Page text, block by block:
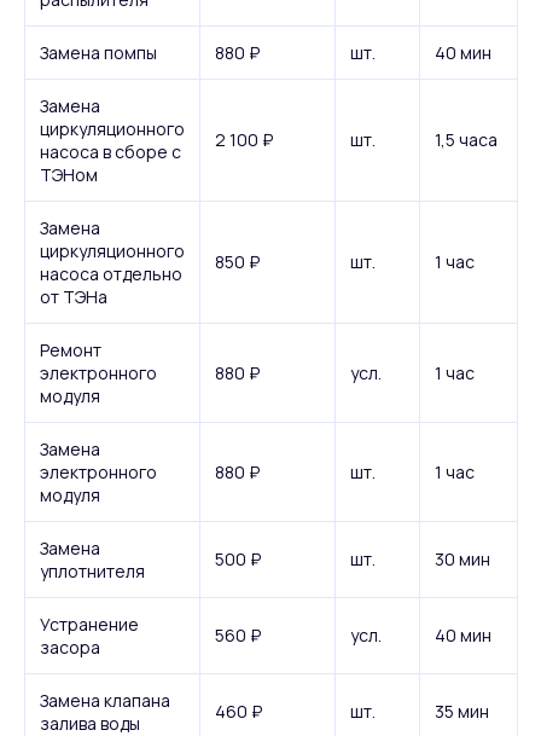
Замена помпы 880 ₽ шт. 40 мин
Замена
циркуляционного
насоса в сборе с
ТЭНом
2 100 ₽ шт. 1,5 часа
Замена
циркуляционного
насоса отдельно
от ТЭНа
850 ₽ шт. 1 час
Ремонт
электронного
модуля
880 ₽ усл. 1 час
Замена
электронного
модуля
880 ₽ шт. 1 час
Замена
уплотнителя
500 ₽ шт. 30 мин
Устранение
засора
560 ₽ усл. 40 мин
Замена клапана
залива воды
460 ₽ шт. 35 мин